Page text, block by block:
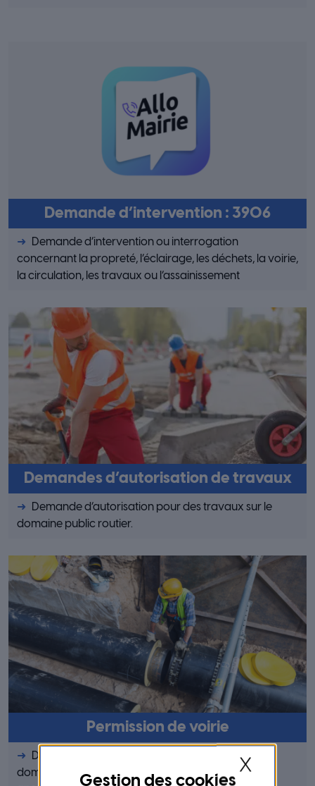
Demande d’intervention : 3906
Demande d’intervention ou interrogation
concernant la propreté, l’éclairage, les déchets, la voirie,
la circulation, les travaux ou l’assainissement
Demandes d’autorisation de travaux
Demande d’autorisation pour des travaux sur le
domaine public routier.
Permission de voirie
Demande pour occuper temporairement le
domaine public routier sur lequel votre matériel est
X